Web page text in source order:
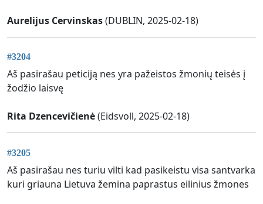
Aurelijus Cervinskas(DUBLIN, 2025-02-18)
#3204
Aš pasirašau peticiją nes yra pažeistos žmonių teisės į
žodžio laisvę
Rita Dzencevičienė(Eidsvoll, 2025-02-18)
#3205
Aš pasirašau nes turiu vilti kad pasikeistu visa santvarka
kuri griauna Lietuva žemina paprastus eilinius žmones